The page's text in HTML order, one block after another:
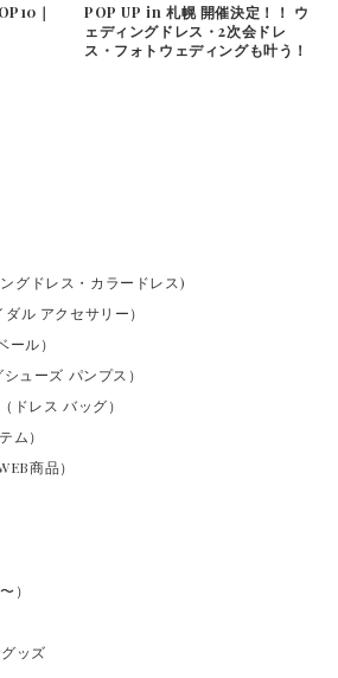
｜
POP UP in 札幌 開催決定！！ ウ
ェディングドレス・2次会ドレ
ス・フォトウェディングも叶う！
ドレス・カラードレス)
ル アクセサリー）
ル）
ューズ パンプス）
レス バッグ）
ム）
商品）
）
ッズ